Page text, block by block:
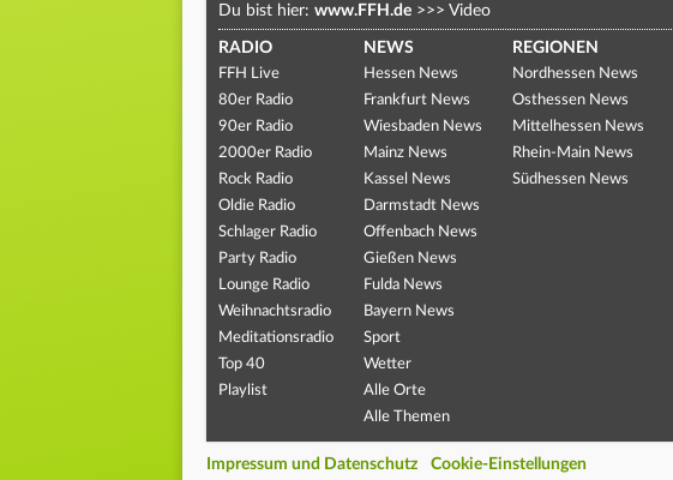
Du bist hier: www.FFH.de >>> Video
RADIO
FFH Live
80er Radio
90er Radio
2000er Radio
Rock Radio
Oldie Radio
Schlager Radio
Party Radio
Lounge Radio
Weihnachtsradio
Meditationsradio
Top 40
Playlist
NEWS
Hessen News
Frankfurt News
Wiesbaden News
Mainz News
Kassel News
Darmstadt News
Offenbach News
Gießen News
Fulda News
Bayern News
Sport
Wetter
Alle Orte
Alle Themen
REGIONEN
Nordhessen News
Osthessen News
Mittelhessen News
Rhein-Main News
Südhessen News
Impressum und Datenschutz Cookie-Einstellungen